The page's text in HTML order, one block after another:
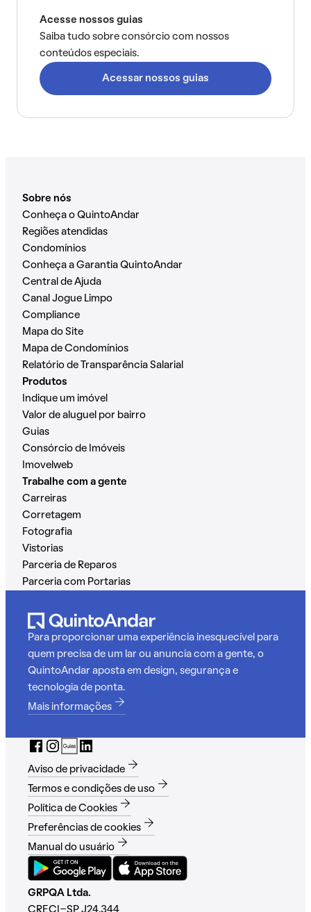
Acesse nossos guias
Saiba tudo sobre consórcio com nossos
conteúdos especiais.
Acessar nossos guias
Sobre nós
Conheça o QuintoAndar
Regiões atendidas
Condomínios
Conheça a Garantia QuintoAndar
Central de Ajuda
Canal Jogue Limpo
Compliance
Mapa do Site
Mapa de Condomínios
Relatório de Transparência Salarial
Produtos
Indique um imóvel
Valor de aluguel por bairro
Guias
Consórcio de Imóveis
Imovelweb
Trabalhe com a gente
Carreiras
Corretagem
Fotografia
Vistorias
Parceria de Reparos
Parceria com Portarias
Para proporcionar uma experiência inesquecível para
quem precisa de um lar ou anuncia com a gente, o
QuintoAndar aposta em design, segurança e
tecnologia de ponta.
Mais informações
Aviso de privacidade
Termos e condições de uso
Política de Cookies
Preferências de cookies
Manual do usuário
GRPQA Ltda.